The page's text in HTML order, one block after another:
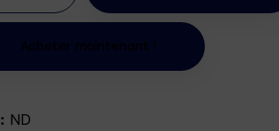
Acheter maintenant !
ND